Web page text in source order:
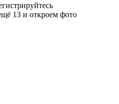
13 и откроем фото